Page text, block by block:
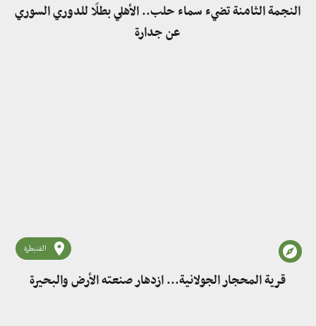
النجمة الثامنة تضيء سماء حلب.. الأهلي بطلًا للدوري السوري
عن جدارة
القنيطرة
قرية المحجار الجولانية... ازدهار صنعته الأرض والبحيرة